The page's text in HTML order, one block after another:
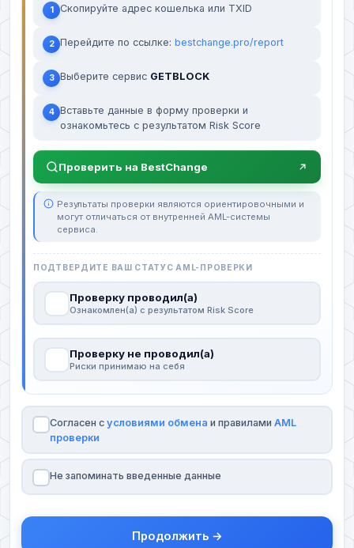
1 Скопируйте адрес кошелька или TXID
2 Перейдите по ссылке: bestchange.pro/report
3 Выберите сервис GETBLOCK
4 Вставьте данные в форму проверки и
ознакомьтесь с результатом Risk Score
Проверить на BestChange
Результаты проверки являются ориентировочными и
могут отличаться от внутренней AML-системы
сервиса.
ПОДТВЕРДИТЕ ВАШ СТАТУС AML-ПРОВЕРКИ
Проверку проводил(а)
Ознакомлен(а) с результатом Risk Score
Проверку не проводил(а)
Риски принимаю на себя
Согласен с условиями обмена и правилами AML
проверки
Не запоминать введенные данные
Продолжить →